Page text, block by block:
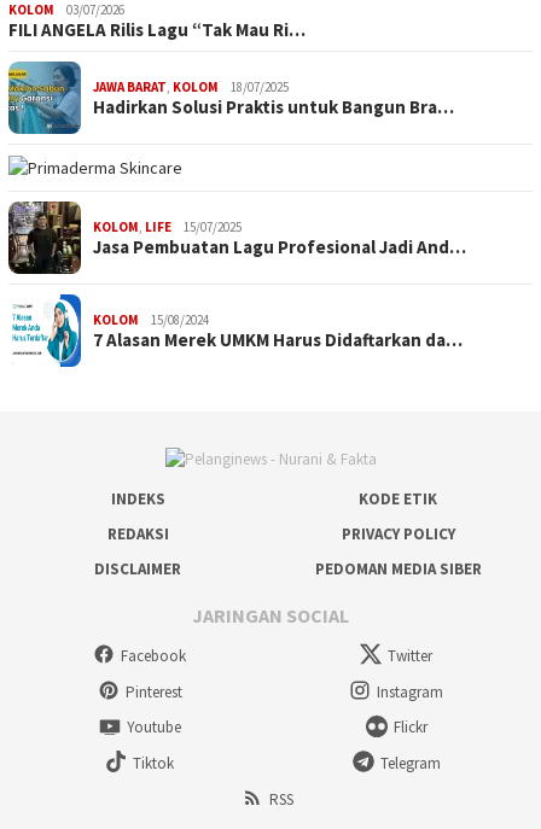
KOLOM 03/07/2026
FILI ANGELA Rilis Lagu “Tak Mau Ri…
JAWA BARAT, KOLOM 18/07/2025
Hadirkan Solusi Praktis untuk Bangun Bra…
KOLOM, LIFE 15/07/2025
Jasa Pembuatan Lagu Profesional Jadi And…
KOLOM 15/08/2024
7 Alasan Merek UMKM Harus Didaftarkan da…
INDEKS
KODE ETIK
REDAKSI
PRIVACY POLICY
DISCLAIMER
PEDOMAN MEDIA SIBER
JARINGAN SOCIAL
Facebook
Twitter
Pinterest
Instagram
Youtube
Flickr
Tiktok
Telegram
RSS